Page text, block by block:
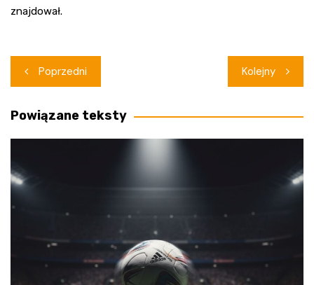
znajdował.
Nawigacja
wpisu
Poprzedni Kolejny
Powiązane teksty